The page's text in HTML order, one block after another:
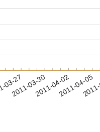
27
2011-03-302011-04-022011-04-05